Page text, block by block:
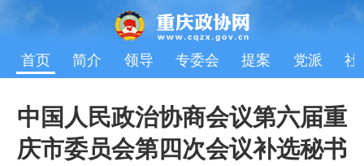
首页 简介 领导 专委会 提案 党派 社
中国人民政治协商会议第六届重
庆市委员会第四次会议补选秘书